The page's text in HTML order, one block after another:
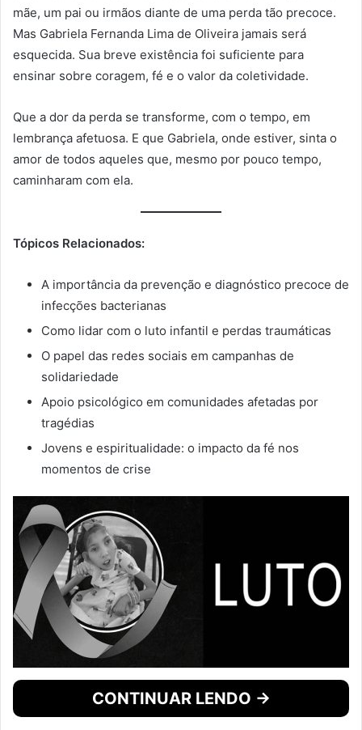
mãe, um pai ou irmãos diante de uma perda tão precoce.
Mas Gabriela Fernanda Lima de Oliveira jamais será
esquecida. Sua breve existência foi suficiente para
ensinar sobre coragem, fé e o valor da coletividade.
Que a dor da perda se transforme, com o tempo, em
lembrança afetuosa. E que Gabriela, onde estiver, sinta o
amor de todos aqueles que, mesmo por pouco tempo,
caminharam com ela.
Tópicos Relacionados:
A importância da prevenção e diagnóstico precoce de
infecções bacterianas
Como lidar com o luto infantil e perdas traumáticas
O papel das redes sociais em campanhas de
solidariedade
Apoio psicológico em comunidades afetadas por
tragédias
Jovens e espiritualidade: o impacto da fé nos
momentos de crise
CONTINUAR LENDO →